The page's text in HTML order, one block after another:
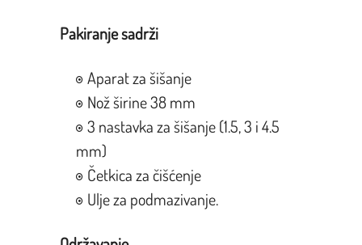
Pakiranje sadrži
Aparat za šišanje
Nož širine 38 mm
3 nastavka za šišanje (1.5, 3 i 4.5
mm)
Četkica za čišćenje
Ulje za podmazivanje.